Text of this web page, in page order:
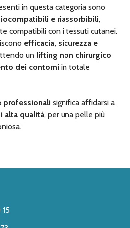
in questa categoria sono
e riassorbibili,
compatibili con i tessuti cutanei.
efficacia, sicurezza e
un lifting non chirurgico
dei contorni in totale
professionali significa affidarsi a
alta qualità, per una pelle più